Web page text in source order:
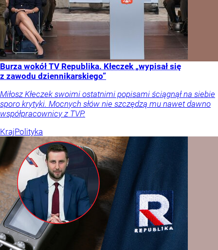
Burza wokół TV Republika. Kłeczek „wypisał się
z zawodu dziennikarskiego”
Miłosz Kłeczek swoimi ostatnimi popisami ściągnął na siebie
sporo krytyki. Mocnych słów nie szczędzą mu nawet dawno
współpracownicy z TVP.
KrajPolityka